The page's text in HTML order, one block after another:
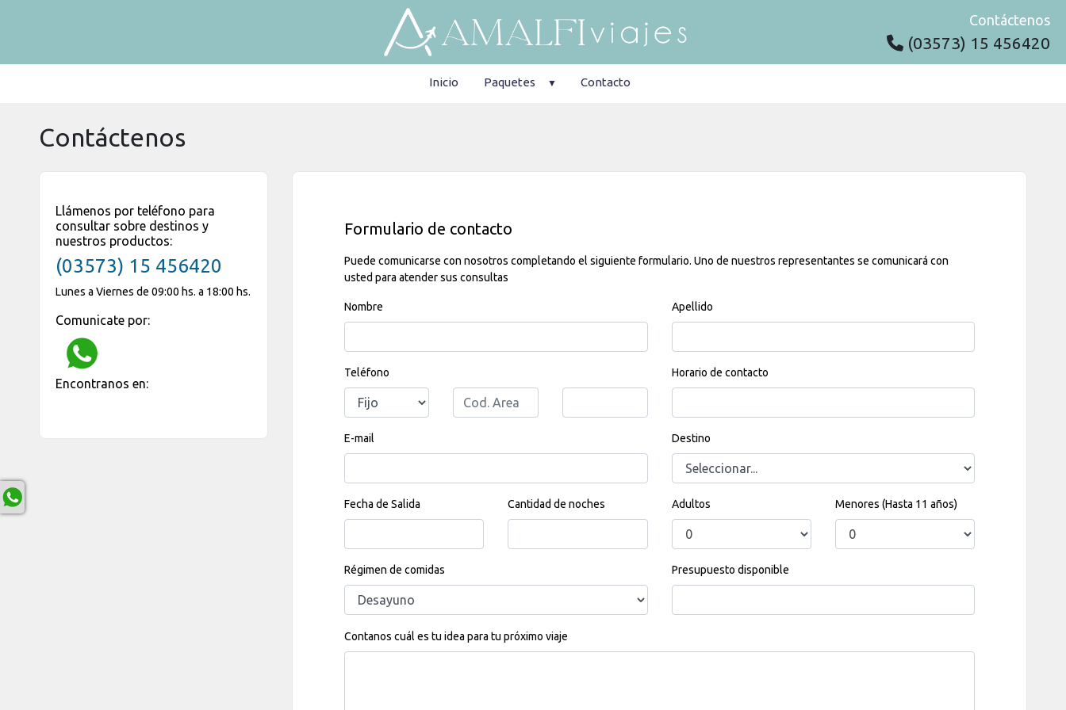
Contáctenos
(03573) 15 456420
Inicio Paquetes Contacto
Contáctenos
Llámenos por teléfono para
consultar sobre destinos y
nuestros productos:
(03573) 15 456420
Lunes a Viernes de 09:00 hs. a 18:00 hs.
Comunicate por:
Encontranos en:
Formulario de contacto
Puede comunicarse con nosotros completando el siguiente formulario. Uno de nuestros representantes se comunicará con
usted para atender sus consultas
Nombre Apellido
Teléfono Horario de contacto
E-mail Destino
Fecha de Salida Cantidad de noches Adultos Menores (Hasta 11 años)
Régimen de comidas Presupuesto disponible
Contanos cuál es tu idea para tu próximo viaje